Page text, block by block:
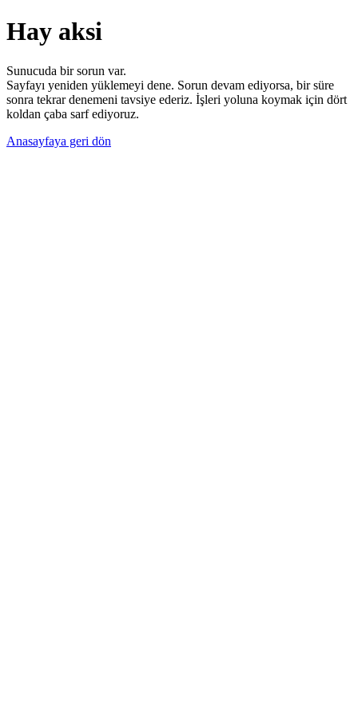
Hay aksi
Sunucuda bir sorun var.
Sayfayı yeniden yüklemeyi dene. Sorun devam ediyorsa, bir süre
sonra tekrar denemeni tavsiye ederiz. İşleri yoluna koymak için dört
koldan çaba sarf ediyoruz.
Anasayfaya geri dön